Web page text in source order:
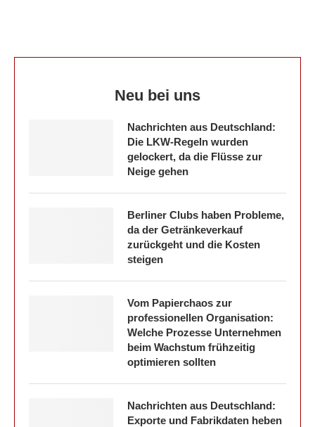
Neu bei uns
Nachrichten aus Deutschland:
Die LKW-Regeln wurden
gelockert, da die Flüsse zur
Neige gehen
Berliner Clubs haben Probleme,
da der Getränkeverkauf
zurückgeht und die Kosten
steigen
Vom Papierchaos zur
professionellen Organisation:
Welche Prozesse Unternehmen
beim Wachstum frühzeitig
optimieren sollten
Nachrichten aus Deutschland:
Exporte und Fabrikdaten heben